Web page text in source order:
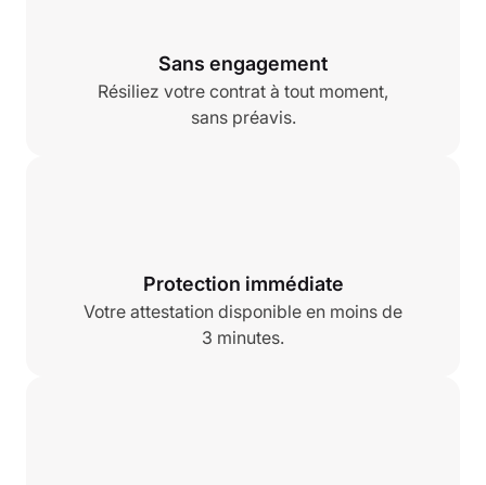
Sans engagement
Résiliez votre contrat à tout moment,
sans préavis.
Protection immédiate
Votre attestation disponible en moins de
3 minutes.